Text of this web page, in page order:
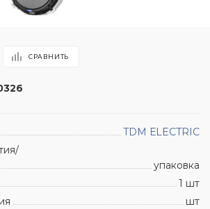
СРАВНИТЬ
TDM ЕLECTRIC
упаковка
1 шт
шт